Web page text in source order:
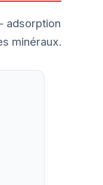
adsorption
minéraux.